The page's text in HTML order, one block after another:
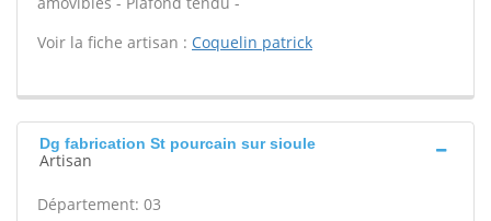
Voir la fiche artisan : Coquelin patrick
Dg fabrication St pourcain sur sioule
Artisan
Département: 03